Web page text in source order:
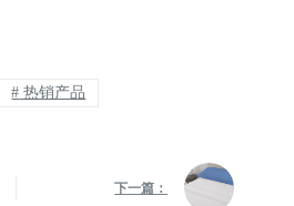
# 热销产品
下一篇：